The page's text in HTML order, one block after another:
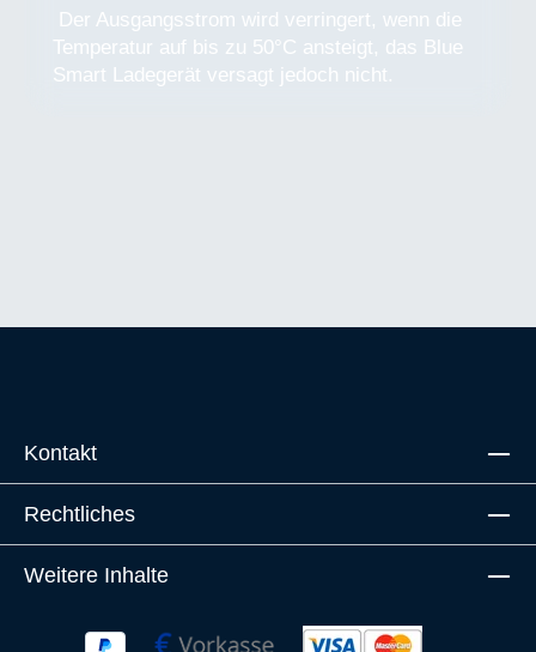
Der Ausgangsstrom wird verringert, wenn die
Temperatur auf bis zu 50°C ansteigt, das Blue
Smart Ladegerät versagt jedoch nicht.
Kontakt
Rechtliches
Weitere Inhalte